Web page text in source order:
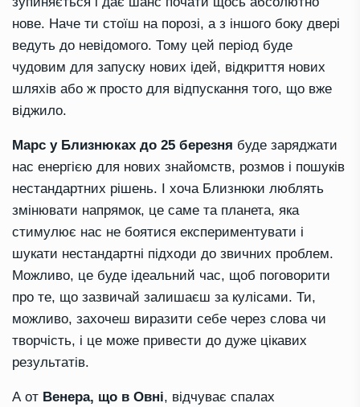
нове. Наче ти стоїш на порозі, а з іншого боку двері
ведуть до невідомого. Тому цей період буде
чудовим для запуску нових ідей, відкриття нових
шляхів або ж просто для відпускання того, що вже
віджило.
Марс у Близнюках до 25 березня буде заряджати
нас енергією для нових знайомств, розмов і пошуків
нестандартних рішень. І хоча Близнюки люблять
змінювати напрямок, це саме та планета, яка
стимулює нас не боятися експериментувати і
шукати нестандартні підходи до звичних проблем.
Можливо, це буде ідеальний час, щоб поговорити
про те, що зазвичай залишаєш за кулісами. Ти,
можливо, захочеш виразити себе через слова чи
творчість, і це може привести до дуже цікавих
результатів.
А от Венера, що в Овні, відчуває спалах